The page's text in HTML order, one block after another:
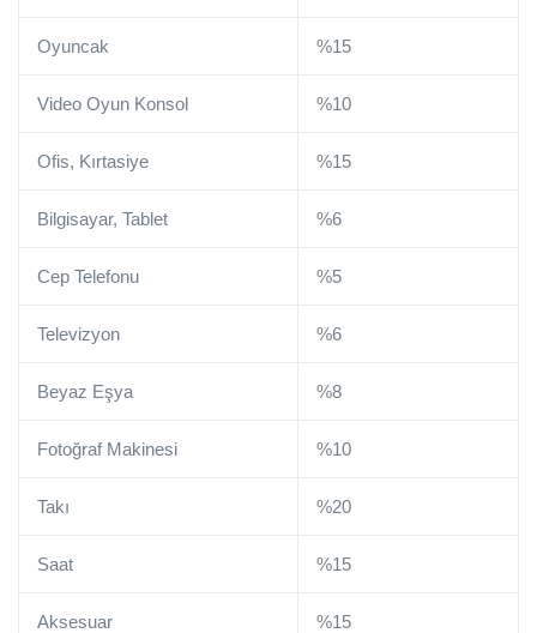
Oyuncak %15
Video Oyun Konsol %10
Ofis, Kırtasiye %15
Bilgisayar, Tablet %6
Cep Telefonu %5
Televizyon %6
Beyaz Eşya %8
Fotoğraf Makinesi %10
Takı %20
Saat %15
Aksesuar %15